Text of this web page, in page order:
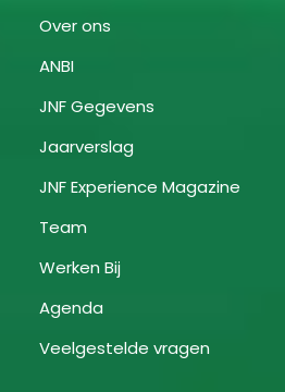
Over ons
ANBI
JNF Gegevens
Jaarverslag
JNF Experience Magazine
Team
Werken Bij
Agenda
Veelgestelde vragen